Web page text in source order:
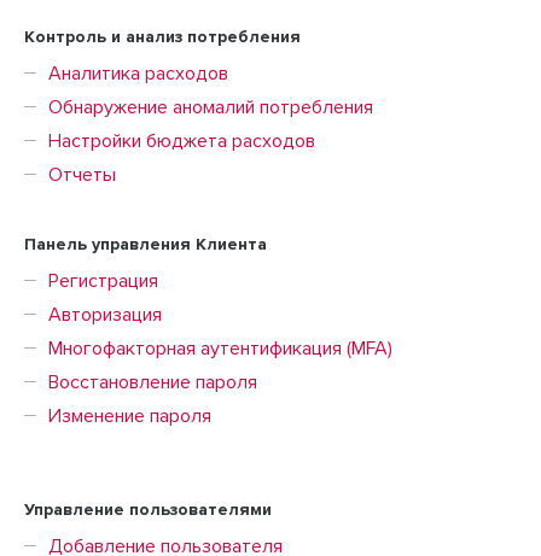
Контроль и анализ потребления
Аналитика расходов
Обнаружение аномалий потребления
Настройки бюджета расходов
Отчеты
Панель управления Клиента
Регистрация
Авторизация
Многофакторная аутентификация (MFA)
Восстановление пароля
Изменение пароля
Управление пользователями
Добавление пользователя